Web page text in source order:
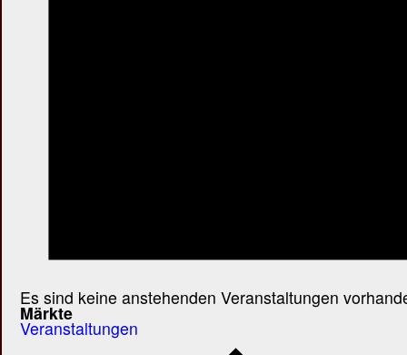
Es sind keine anstehenden Veranstaltungen
Märkte
Veranstaltungen